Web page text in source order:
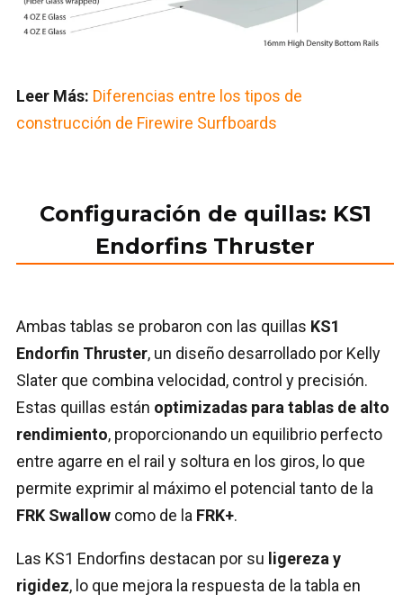
Leer Más: Diferencias entre los tipos de
construcción de Firewire Surfboards
Configuración de quillas: KS1
Endorfins Thruster
Ambas tablas se probaron con las quillas KS1
Endorfin Thruster, un diseño desarrollado por Kelly
Slater que combina velocidad, control y precisión.
Estas quillas están optimizadas para tablas de alto
rendimiento, proporcionando un equilibrio perfecto
entre agarre en el rail y soltura en los giros, lo que
permite exprimir al máximo el potencial tanto de la
FRK Swallow como de la FRK+.
Las KS1 Endorfins destacan por su ligereza y
rigidez, lo que mejora la respuesta de la tabla en